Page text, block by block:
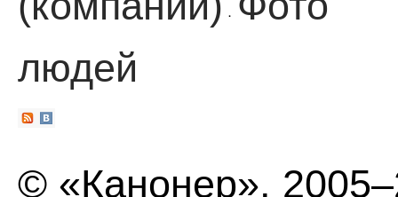
·
людей
© «Канонер»,